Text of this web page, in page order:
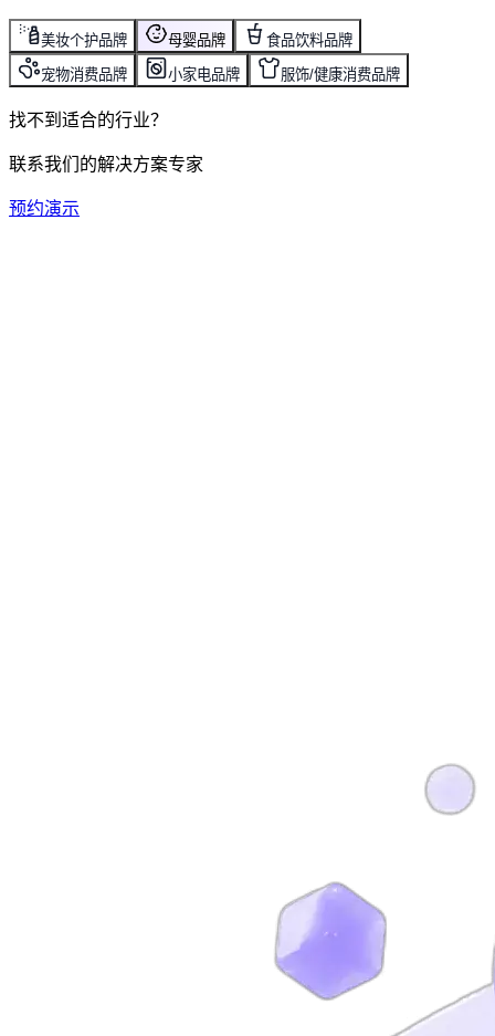
美妆个护品牌 母婴品牌 食品饮料品牌
宠物消费品牌 小家电品牌 服饰/健康消费品牌
找不到适合的行业？
联系我们的解决方案专家
预约演示